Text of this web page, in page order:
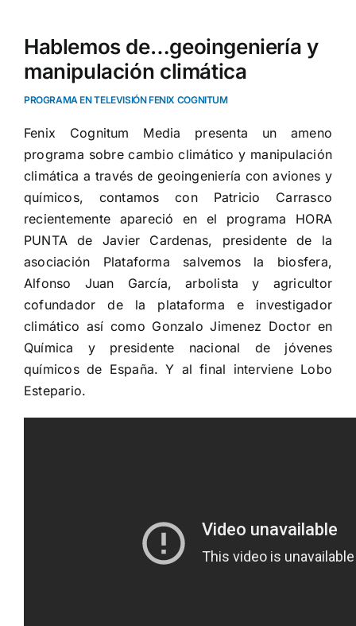
Hablemos de…geoingeniería y
manipulación climática
PROGRAMA EN TELEVISIÓN FENIX COGNITUM
Fenix Cognitum Media presenta un ameno
programa sobre cambio climático y manipulación
climática a través de geoingeniería con aviones y
químicos, contamos con Patricio Carrasco
recientemente apareció en el programa HORA
PUNTA de Javier Cardenas, presidente de la
asociación Plataforma salvemos la biosfera,
Alfonso Juan García, arbolista y agricultor
cofundador de la plataforma e investigador
climático así como Gonzalo Jimenez Doctor en
Química y presidente nacional de jóvenes
químicos de España. Y al final interviene Lobo
Estepario.